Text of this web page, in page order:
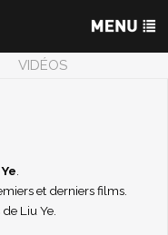
VIDÉOS
et derniers films.
Liu Ye.